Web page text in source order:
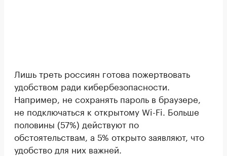
Лишь треть россиян готова пожертвовать
удобством ради кибербезопасности.
Например, не сохранять пароль в браузере,
не подключаться к открытому Wi-Fi. Больше
половины (57%) действуют по
обстоятельствам, а 5% открыто заявляют, что
удобство для них важней.